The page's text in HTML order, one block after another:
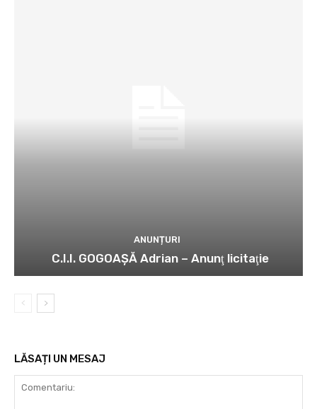
ANUNȚURI
C.I.I. GOGOAŞĂ Adrian – Anunţ licitaţie
LĂSAȚI UN MESAJ